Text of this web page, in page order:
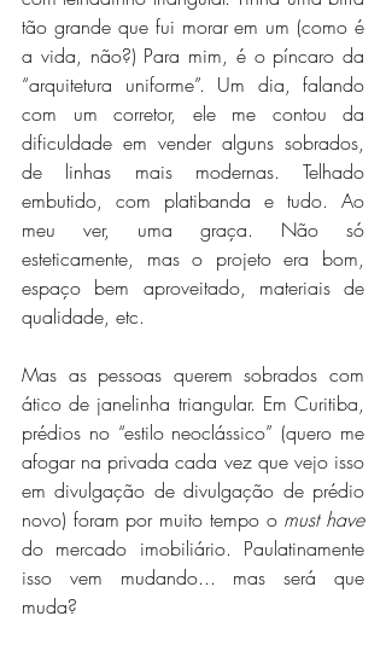
tão grande que fui morar em um (como é
a vida, não?) Para mim, é o píncaro da
“arquitetura uniforme”. Um dia, falando
com um corretor, ele me contou da
dificuldade em vender alguns sobrados,
de linhas mais modernas. Telhado
embutido, com platibanda e tudo. Ao
meu ver, uma graça. Não só
esteticamente, mas o projeto era bom,
espaço bem aproveitado, materiais de
qualidade, etc.
Mas as pessoas querem sobrados com
ático de janelinha triangular. Em Curitiba,
prédios no “estilo neoclássico” (quero me
afogar na privada cada vez que vejo isso
em divulgação de divulgação de prédio
novo) foram por muito tempo o must have
do mercado imobiliário. Paulatinamente
isso vem mudando... mas será que
muda?